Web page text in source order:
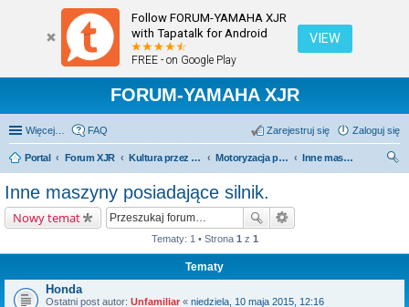
Follow FORUM-YAMAHA XJR
with Tapatalk for Android
FREE - on Google Play
VIEW
FORUM-YAMAHA XJR
Więcej… FAQ Zaloguj się
Zarejestruj się
Portal Forum XJR Kultura przez duże "K". Motoryzacja przez duże M.
Inne maszyny posiadające silnik.
Inne maszyny posiadające silnik.
Nowy temat
Tematy: 1 • Strona 1 z 1
Tematy
Honda
Ostatni post autor: Unfamiliar « niedziela, 10 maja 2015, 12:16